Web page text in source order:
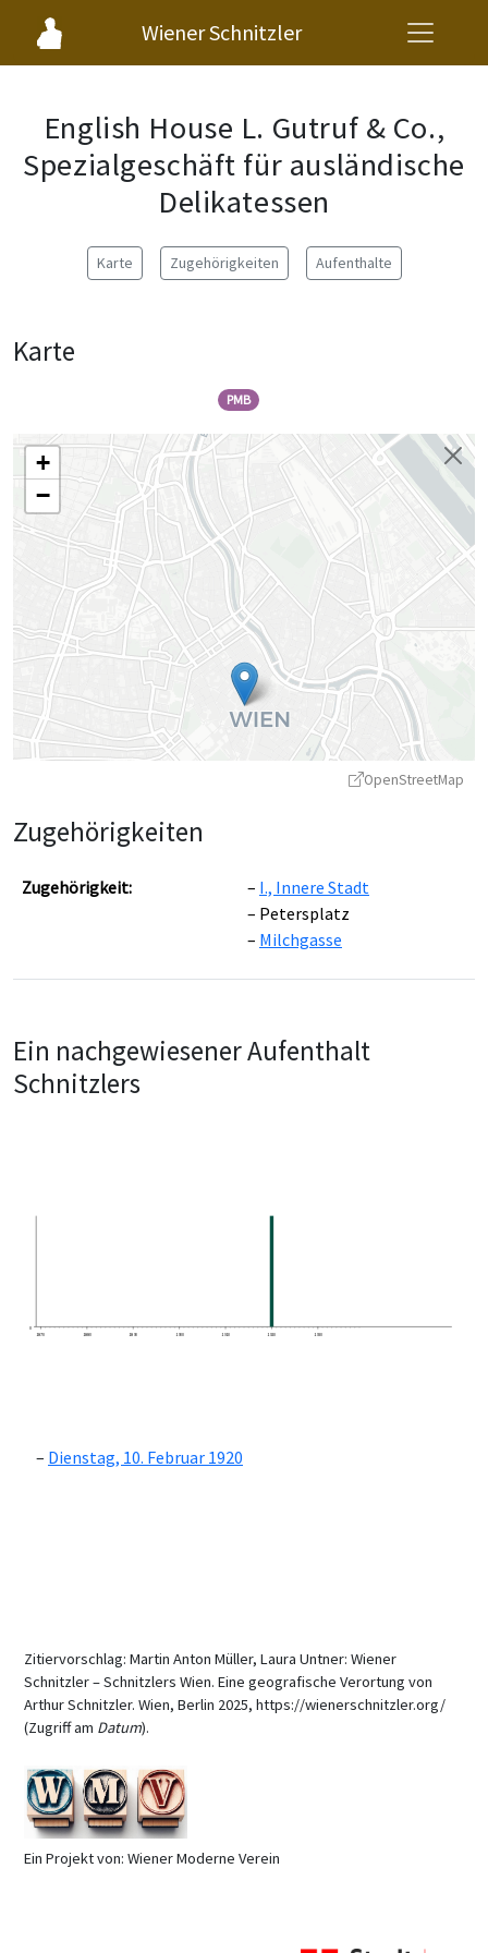
Wiener Schnitzler
English House L. Gutruf & Co.,
Spezialgeschäft für ausländische
Delikatessen
Karte Zugehörigkeiten Aufenthalte
Karte
PMB
+
−
OpenStreetMap
Zugehörigkeiten
Zugehörigkeit:
I., Innere Stadt
Petersplatz
Milchgasse
Ein nachgewiesener Aufenthalt
Schnitzlers
0
1870
1880 1890 1900 1910 1920 1930
Dienstag, 10. Februar 1920
Zitiervorschlag: Martin Anton Müller, Laura Untner: Wiener
Schnitzler – Schnitzlers Wien. Eine geografische Verortung von
Arthur Schnitzler. Wien, Berlin 2025, https://wienerschnitzler.org/
(Zugriff am Datum).
Ein Projekt von: Wiener Moderne Verein